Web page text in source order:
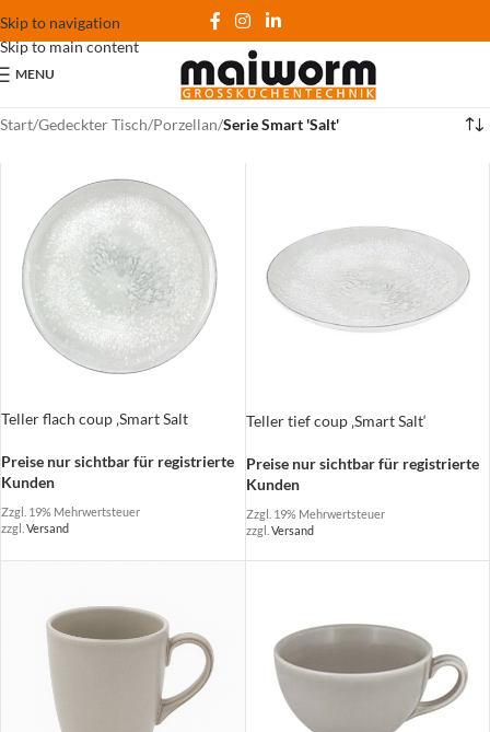
Skip to navigation
Skip to main content
MENU
Start/Gedeckter Tisch/Porzellan/Serie Smart 'Salt'
Teller flach coup ‚Smart Salt
Preise nur sichtbar für registrierte
Kunden
Zzgl. 19% Mehrwertsteuer
zzgl. Versand
Teller tief coup ‚Smart Salt‘
Preise nur sichtbar für registrierte
Kunden
Zzgl. 19% Mehrwertsteuer
zzgl. Versand